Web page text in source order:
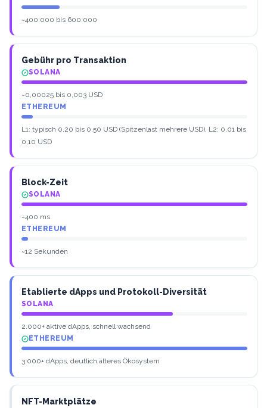
~400.000 bis 600.000
Gebühr pro Transaktion
SOLANA
~0,00025 bis 0,003 USD
ETHEREUM
L1: typisch 0,20 bis 0,50 USD (Spitzenlast mehrere USD), L2: 0,01 bis
0,10 USD
Block-Zeit
SOLANA
~400 ms
ETHEREUM
~12 Sekunden
Etablierte dApps und Protokoll-Diversität
SOLANA
2.000+ aktive dApps, schnell wachsend
ETHEREUM
3.000+ dApps, deutlich älteres Ökosystem
NFT-Marktplätze